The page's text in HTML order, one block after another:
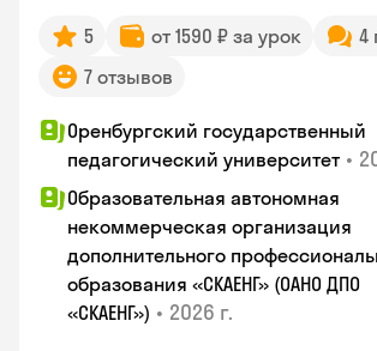
5 от 1590 ₽ за урок
4
7 отзывов
Оренбургский государственный
педагогический университет •
Образовательная автономная
некоммерческая организация
дополнительного
образования «СКАЕНГ» (ОАНО ДПО
«СКАЕНГ») • 2026 г.